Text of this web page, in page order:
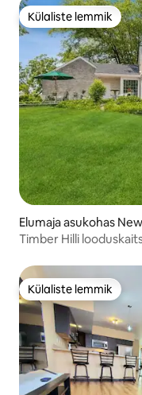
Külaliste lemmik
Külaliste lemmik
Elumaja asukohas
Timber Hilli
Külaliste lemmik
Külaliste lemmik